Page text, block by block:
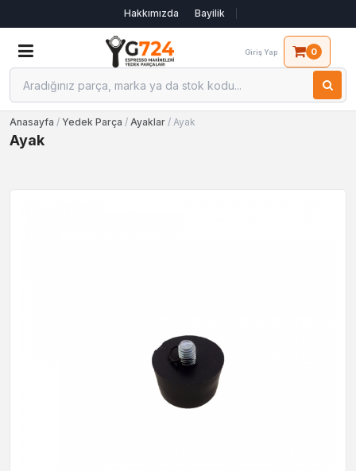
Hakkımızda Bayilik
Giriş Yap 0
Anasayfa / Yedek Parça / Ayaklar / Ayak
Ayak